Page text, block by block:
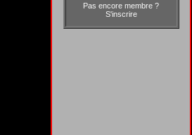
Pas encore membre ?
S'inscrire